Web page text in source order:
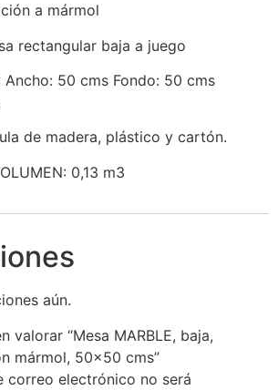
a mármol
rectangular baja a juego
Ancho: 50 cms Fondo: 50 cms
de madera, plástico y cartón.
0,13 m3
aún.
valorar “Mesa MARBLE, baja,
mármol, 50×50 cms”
correo electrónico no será